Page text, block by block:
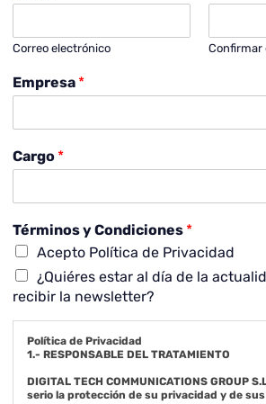
Correo electrónico Confirmar
Empresa *
Cargo *
Términos y Condiciones *
Acepto Política de Privacidad
¿Quiéres estar al día de la
recibir la newsletter?
Política de Privacidad
1.- RESPONSABLE DEL TRATAMIENTO
DIGITAL TECH COMMUNICATIONS GROUP
serio la protección de su privacidad y de